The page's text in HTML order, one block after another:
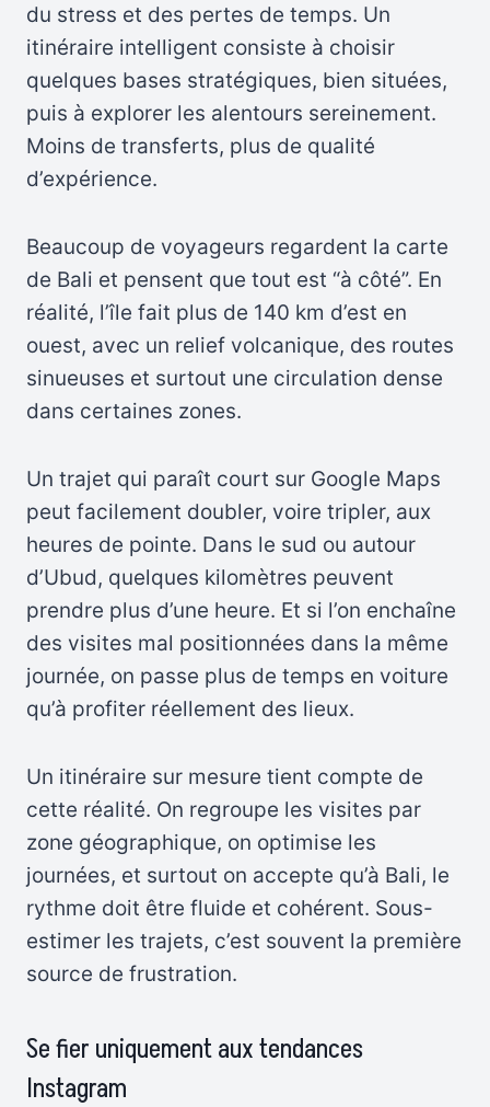
du stress et des pertes de temps. Un
itinéraire intelligent consiste à choisir
quelques bases stratégiques, bien situées,
puis à explorer les alentours sereinement.
Moins de transferts, plus de qualité
d’expérience.
Beaucoup de voyageurs regardent la carte
de Bali et pensent que tout est “à côté”. En
réalité, l’île fait plus de 140 km d’est en
ouest, avec un relief volcanique, des routes
sinueuses et surtout une circulation dense
dans certaines zones.
Un trajet qui paraît court sur Google Maps
peut facilement doubler, voire tripler, aux
heures de pointe. Dans le sud ou autour
d’Ubud, quelques kilomètres peuvent
prendre plus d’une heure. Et si l’on enchaîne
des visites mal positionnées dans la même
journée, on passe plus de temps en voiture
qu’à profiter réellement des lieux.
Un itinéraire sur mesure tient compte de
cette réalité. On regroupe les visites par
zone géographique, on optimise les
journées, et surtout on accepte qu’à Bali, le
rythme doit être fluide et cohérent. Sous-
estimer les trajets, c’est souvent la première
source de frustration.
Se fier uniquement aux tendances
Instagram